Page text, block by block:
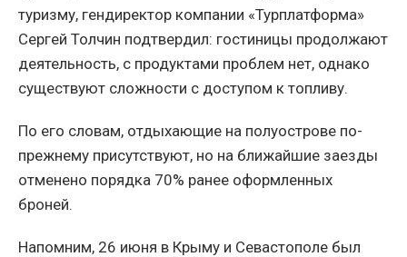
туризму, гендиректор компании «Турплатформа»
Сергей Толчин подтвердил: гостиницы продолжают
деятельность, с продуктами проблем нет, однако
существуют сложности с доступом к топливу.
По его словам, отдыхающие на полуострове по-
прежнему присутствуют, но на ближайшие заезды
отменено порядка 70% ранее оформленных
броней.
Напомним, 26 июня в Крыму и Севастополе был